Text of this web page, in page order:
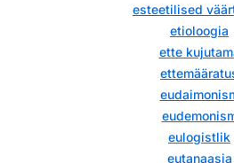
esteetilised
etioloogia
ette
eulogistlik
eutanaasia